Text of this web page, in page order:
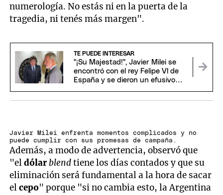
numerología. No estás ni en la puerta de la
tragedia, ni tenés más margen".
TE PUEDE INTERESAR
"¡Su Majestad!", Javier Milei se
encontró con el rey Felipe VI de
España y se dieron un efusivo
Javier Milei enfrenta momentos complicados y no
puede cumplir con sus promesas de campaña.
Además, a modo de advertencia, observó que
"eldólar blendtiene los días contados y que su
eliminación será fundamental a la hora de sacar
elcepo" porque "si no cambia esto, la Argentina